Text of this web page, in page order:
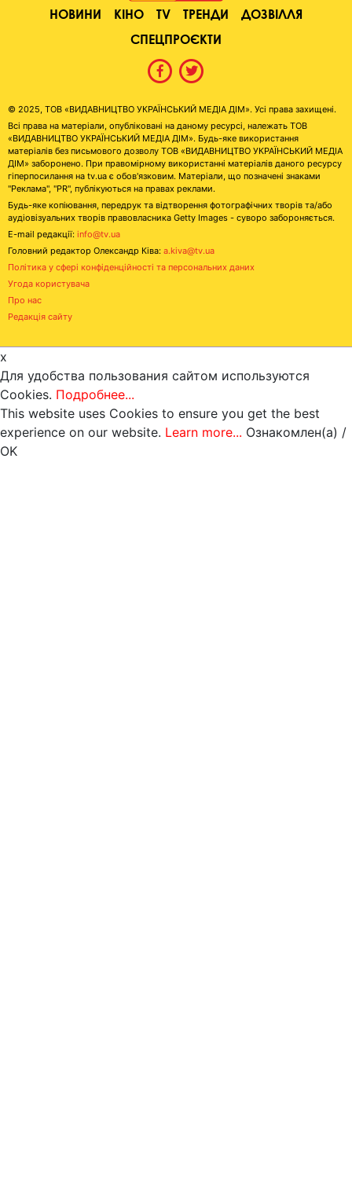
НОВИНИ КІНО TV ТРЕНДИ
ДОЗВІЛЛЯ
СПЕЦПРОЄКТИ
© 2025, ТОВ «ВИДАВНИЦТВО УКРАЇНСЬКИЙ МЕДІА ДІМ». Усі права захищені.
Всі права на матеріали, опубліковані на даному ресурсі, належать ТОВ
«ВИДАВНИЦТВО УКРАЇНСЬКИЙ МЕДІА ДІМ». Будь-яке використання
матеріалів без письмового дозволу ТОВ «ВИДАВНИЦТВО УКРАЇНСЬКИЙ МЕДІА
ДІМ» заборонено. При правомірному використанні матеріалів даного ресурсу
гіперпосилання на tv.ua є обов'язковим. Матеріали, що позначені знаками
"Реклама", "PR", публікуються на правах реклами.
Будь-яке копіювання, передрук та відтворення фотографічних творів та/або
аудіовізуальних творів правовласника Getty Images - суворо забороняється.
E-mail редакції: info@tv.ua
Головний редактор Олександр Ківа: a.kiva@tv.ua
Політика у сфері конфіденційності та персональних даних
Угода користувача
Про нас
Редакція сайту
x
Для удобства пользования сайтом используются
Cookies. Подробнее...
This website uses Cookies to ensure you get the best
experience on our website. Learn more... Ознакомлен(а) /
OK